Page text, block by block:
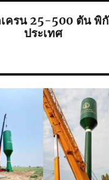
เครน 25-500 ตัน พิ
ประเทศ